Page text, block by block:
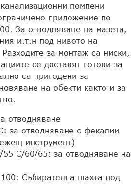
помпени
приложение по
За отводняване на мазета,
и.т.н под нивото на
Разходите за монтаж са ниски,
се доставят готови за
са пригодени за
на обекти както и за
отводняване
за отводняване с фекалии
инструмент)
55 C/60/65: за отводняване на
100: Събирателна шахта под